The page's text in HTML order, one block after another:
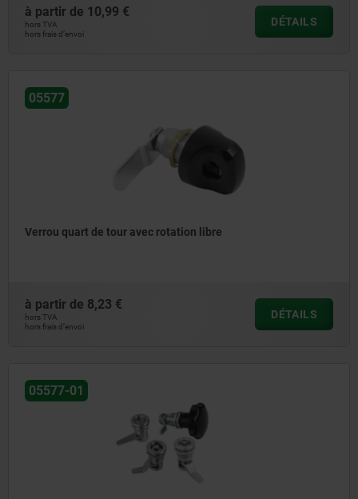
à partir de 10,99 €
hors TVA
hors frais d’envoi
DÉTAILS
05577
Verrou quart de tour avec rotation libre
à partir de 8,23 €
hors TVA
hors frais d’envoi
DÉTAILS
05577-01